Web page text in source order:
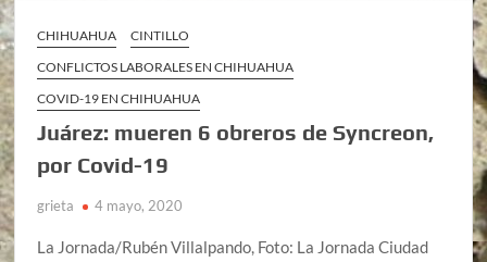
CHIHUAHUA
CINTILLO
CONFLICTOS LABORALES EN CHIHUAHUA
COVID-19 EN CHIHUAHUA
Juárez: mueren 6 obreros de Syncreon,
por Covid-19
grieta 4 mayo, 2020
La Jornada/Rubén Villalpando, Foto: La Jornada Ciudad